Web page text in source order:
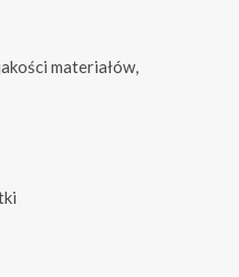
materiałów,